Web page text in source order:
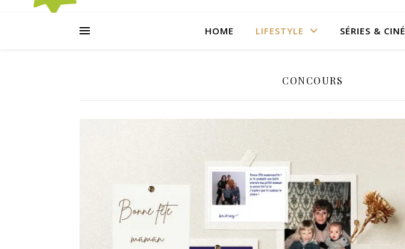
HOME LIFESTYLE SÉRIES & CINÉ
CONCOURS